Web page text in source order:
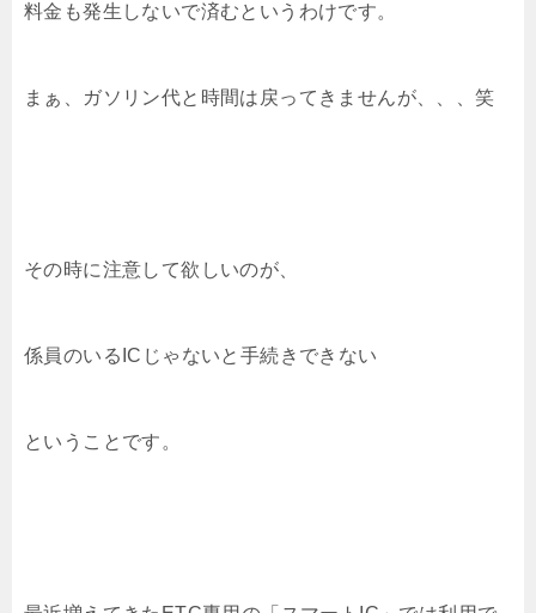
料金も発生しないで済むというわけです。
まぁ、ガソリン代と時間は戻ってきませんが、、、笑
その時に注意して欲しいのが、
係員のいるICじゃないと手続きできない
ということです。